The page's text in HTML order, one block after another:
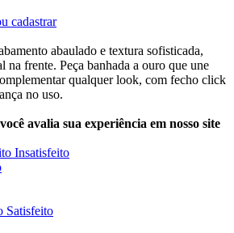
cadastrar
abaulado e textura sofisticada,
na frente. Peça banhada a ouro que une
qualquer look, com fecho click
no uso.
avalia sua experiência em nosso site
Insatisfeito
Satisfeito